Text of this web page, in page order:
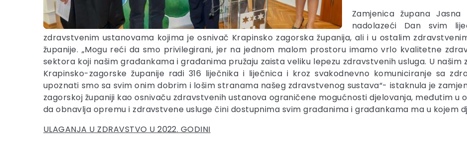
Zamjenica župana
nadolazeći Dan svim
zdravstvenim ustanovama kojima je osnivač Krapinsko zagorska županija, ali i u ostalim
županije. „Mogu reći da smo privilegirani, jer na jednom malom prostoru imamo vrlo kvalitetne
sektora koji našim građankama i građanima pružaju zaista veliku lepezu zdravstvenih usluga. U
Krapinsko-zagorske županije radi 316 liječnika i liječnica i kroz svakodnevno komuniciranje sa
upoznati smo sa svim onim dobrim i lošim stranama našeg zdravstvenog sustava“- istaknula je
zagorskoj županiji kao osnivaču zdravstvenih ustanova ograničene mogućnosti djelovanja, međutim u
da obnavlja opremu i zdravstvene usluge čini dostupnima svim građanima i građankama ma u kojem
ULAGANJA U ZDRAVSTVO U 2022. GODINI